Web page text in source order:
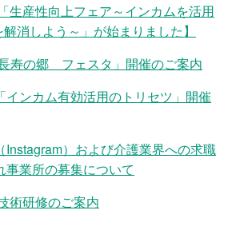
生産性向上フェア～インカムを活用
消しよう～」が始まりました】
の郷 フェスタ」開催のご案内
インカム有効活用のトリセツ」開催
Instagram）および介護業界への求職
事業所の募集について
術研修のご案内